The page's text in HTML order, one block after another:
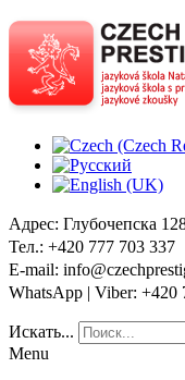
Адрес: Глубочепска
Тел.: +420 777 703 337
E-mail:
WhatsApp | Viber: +420
Искать...
Menu